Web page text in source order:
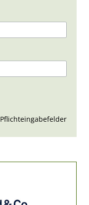
Pflichteingabefelder